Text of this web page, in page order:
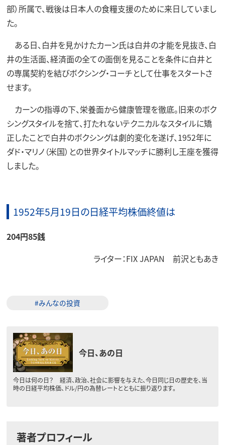
部）所属で、戦後は日本人の食糧支援のために来日していまし
た。
ある日、白井を見かけたカーン氏は白井の才能を見抜き、白
井の生活面、経済面の全ての面倒を見ることを条件に白井と
の専属契約を結びボクシング・コーチとして仕事をスタートさ
せます。
カーンの指導の下、栄養面から健康管理を徹底。旧来のボク
シングスタイルを捨て、打たれないテクニカルなスタイルに矯
正したことで白井のボクシングは劇的変化を遂げ、1952年に
ダド・マリノ（米国）との世界タイトルマッチに勝利し王座を獲得
しました。
1952年5月19日の日経平均株価終値は
204円85銭
ライター：FIX JAPAN 前沢ともあき
#みんなの投資
今日、あの日
今日は何の日？ 経済、政治、社会に影響を与えた、今日同じ日の歴史を、当
時の日経平均株価、ドル/円の為替レートとともに振り返ります。
著者プロフィール